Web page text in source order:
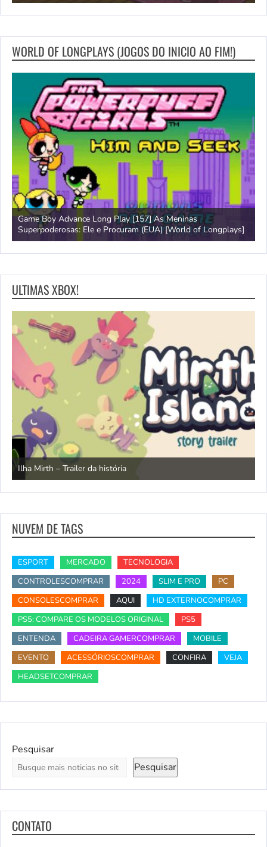
WORLD OF LONGPLAYS (JOGOS DO INICIO AO FIM!)
Game Boy Advance Long Play [157] As Meninas
Superpoderosas: Ele e Procuram (EUA) [World of Longplays]
ULTIMAS XBOX!
Ilha Mirth – Trailer da história
NUVEM DE TAGS
ESPORT MERCADO
TECNOLOGIA
CONTROLESCOMPRAR
2024 SLIM E PRO
PC
CONSOLESCOMPRAR
AQUI
HD EXTERNOCOMPRAR
PS5: COMPARE OS MODELOS ORIGINAL
PS5
ENTENDA
CADEIRA GAMERCOMPRAR
MOBILE
EVENTO
ACESSÓRIOSCOMPRAR CONFIRA
VEJA
HEADSETCOMPRAR
Pesquisar
Pesquisar
CONTATO